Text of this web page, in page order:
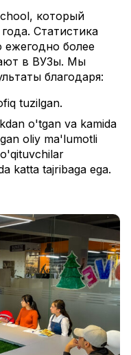
который
Статистика
ежегодно более
в ВУЗы. Мы
благодаря:
tuzilgan.
o'tgan va kamida
oliy ma'lumotli
katta tajribaga ega.